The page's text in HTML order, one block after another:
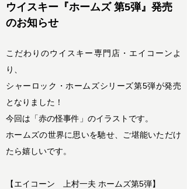
ウイスキー『ホームズ 第5弾』発売
のお知らせ
こだわりのウイスキー専門店・エイコーンよ
り、
シャーロック・ホームズシリーズ第5弾が発売
となりました！
今回は「赤の怪事件」のイラストです。
ホームズの世界に思いを馳せ、ご堪能いただけ
たら嬉しいです。
【エイコーン 上村一夫 ホームズ第5弾】